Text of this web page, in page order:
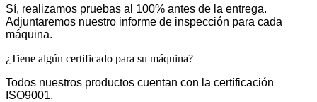
Sí, realizamos pruebas al 100% antes de la entrega.
Adjuntaremos nuestro informe de inspección para cada
máquina.
¿Tiene algún certificado para su máquina?
Todos nuestros productos cuentan con la certificación
ISO9001.